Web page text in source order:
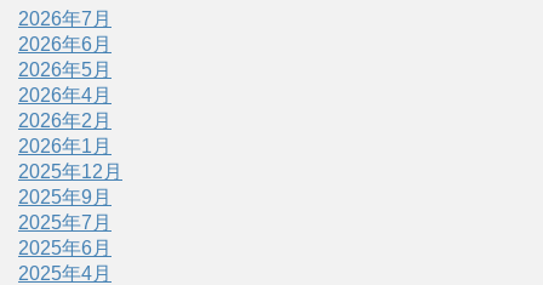
2026年7月
2026年6月
2026年5月
2026年4月
2026年2月
2026年1月
2025年12月
2025年9月
2025年7月
2025年6月
2025年4月